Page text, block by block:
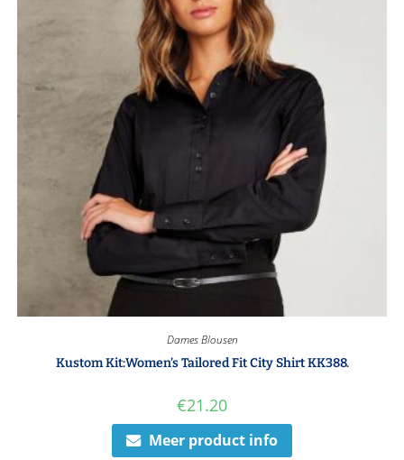
Dames Blousen
Kustom Kit:Women’s Tailored Fit City Shirt KK388.
€21.20
Meer product info